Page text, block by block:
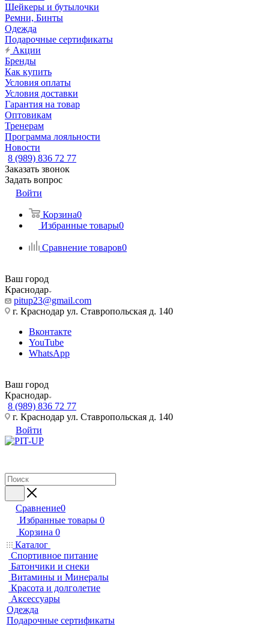
Шейкеры и бутылочки
Ремни, Бинты
Одежда
Подарочные сертификаты
Акции
Бренды
Как купить
Условия оплаты
Условия доставки
Гарантия на товар
Оптовикам
Тренерам
Программа лояльности
Новости
8 (989) 836 72 77
Заказать звонок
Задать вопрос
Войти
Корзина0
Избранные товары0
Сравнение товаров0
Ваш город
Краснодар
pitup23@gmail.com
г. Краснодар ул. Ставропольская д. 140
Вконтакте
YouTube
WhatsApp
Ваш город
Краснодар
8 (989) 836 72 77
г. Краснодар ул. Ставропольская д. 140
Войти
Сравнение0
Избранные товары 0
Корзина 0
Каталог
Спортивное питание
Батончики и снеки
Витамины и Минералы
Красота и долголетие
Аксессуары
Одежда
Подарочные сертификаты